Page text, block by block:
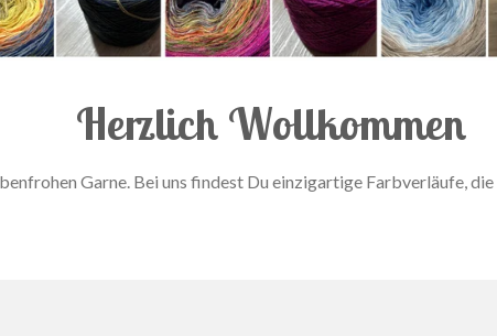
Herzlich Wollkommen
Garne. Bei uns findest Du einzigartige Farbverläufe,